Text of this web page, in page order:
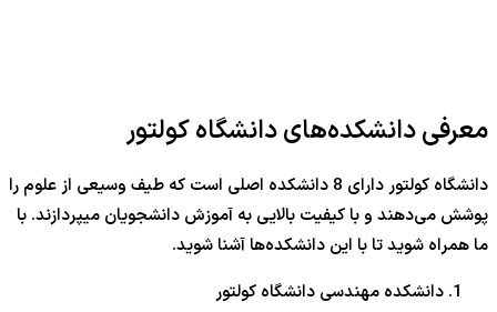
معرفی دانشکده‌های دانشگاه کولتور
دانشگاه کولتور دارای 8 دانشکده اصلی است که طیف وسیعی از علوم را
پوشش می‌دهند و با کیفیت بالایی به آموزش دانشجویان میپردازند. با
ما همراه شوید تا با این دانشکده‌ها آشنا شوید.
دانشکده مهندسی دانشگاه کولتور